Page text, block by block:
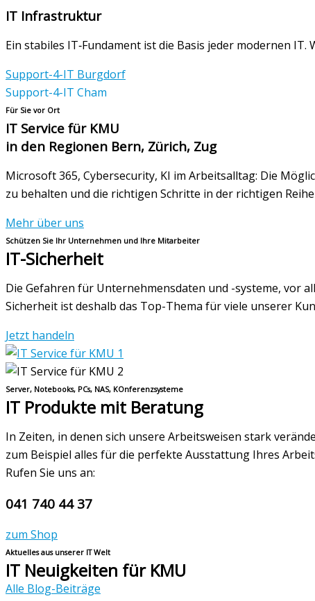
IT Infrastruktur
Ein stabiles IT‑Fundament ist die Basis jeder modernen
Support-4-IT Burgdorf
Support-4-IT Cham
Für Sie vor Ort
IT Service für KMU
in den Regionen Bern, Zürich, Zug
Microsoft 365, Cybersecurity, KI im Arbeitsalltag: Die
zu behalten und die richtigen Schritte in der richtigen
Mehr über uns
Schützen Sie Ihr Unternehmen und Ihre Mitarbeiter
IT-Sicherheit
Die Gefahren für Unternehmensdaten und -systeme, vor
Sicherheit ist deshalb das Top-Thema für viele unserer
Jetzt handeln
Server, Notebooks, PCs, NAS, KOnferenzsysteme
IT Produkte mit Beratung
In Zeiten, in denen sich unsere Arbeitsweisen stark
zum Beispiel alles für die perfekte Ausstattung Ihres
Rufen Sie uns an:
041 740 44 37
zum Shop
Aktuelles aus unserer IT Welt
IT Neuigkeiten für KMU
Alle Blog-Beiträge